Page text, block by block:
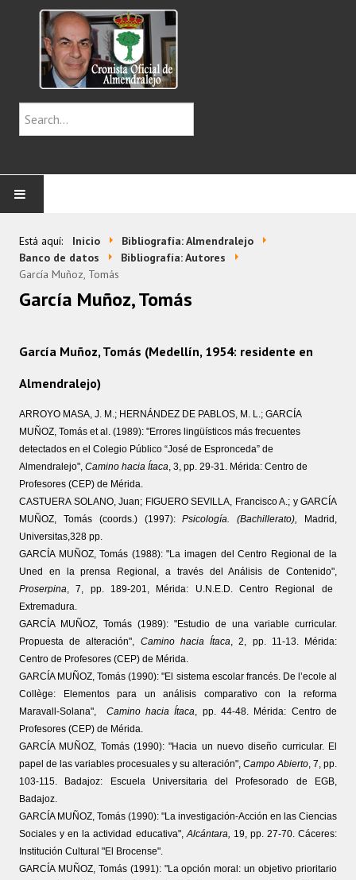
CENTENARIOS
IMÁGENES
TEXTOS
ACONTECIMIENTOS
PERSONAJES
Está aquí: Inicio
Bibliografía: Almendralejo
Banco de datos
Bibliografía: Autores
García Muñoz, Tomás
García Muñoz, Tomás
García Muñoz, Tomás (Medellín, 1954: residente en
Almendralejo)
ARROYO MASA, J. M.; HERNÁNDEZ DE PABLOS, M. L.; GARCÍA
MUÑOZ, Tomás et al. (1989): "Errores lingüísticos más frecuentes
detectados en el Colegio Público “José de Espronceda” de
Almendralejo", Camino hacia Ítaca, 3, pp. 29-31. Mérida: Centro de
Profesores (CEP) de Mérida.
CASTUERA SOLANO, Juan; FIGUERO SEVILLA, Francisco A.; y GARCÍA
MUÑOZ, Tomás (coords.) (1997):Psicología. (Bachillerato),
Madrid,
Universitas,328 pp.
GARCÍA MUÑOZ, Tomás (1988): "La imagen del Centro Regional de la
Uned en la prensa Regional, a través del Análisis de Contenido",
Proserpina, 7, pp. 189-201, Mérida: U.N.E.D.Centro Regional de
Extremadura.
GARCÍA MUÑOZ, Tomás (1989): "Estudio de una variable curricular.
Propuesta de alteración", Camino hacia Ítaca, 2, pp. 11-13. Mérida:
Centro de Profesores (CEP) de Mérida.
GARCÍA MUÑOZ, Tomás (1990): "El sistema escolar francés. De l’ecole al
Collège: Elementos para un análisis comparativo con la reforma
Maravall-Solana", Camino hacia Ítaca, pp. 44-48. Mérida: Centro de
Profesores (CEP) de Mérida.
GARCÍA MUÑOZ, Tomás (1990): "Hacia un nuevo diseño curricular. El
papel de las variables procesuales y su alteración", Campo Abierto, 7, pp.
103-115. Badajoz: Escuela Universitaria del Profesorado de EGB,
Badajoz.
GARCÍA MUÑOZ, Tomás (1990): "La investigación-Acción en las Ciencias
Sociales y en la actividad educativa",Alcántara, 19, pp. 27-70. Cáceres:
Institución Cultural "El Brocense".
GARCÍA MUÑOZ, Tomás (1991): "La opción moral: un objetivo prioritario